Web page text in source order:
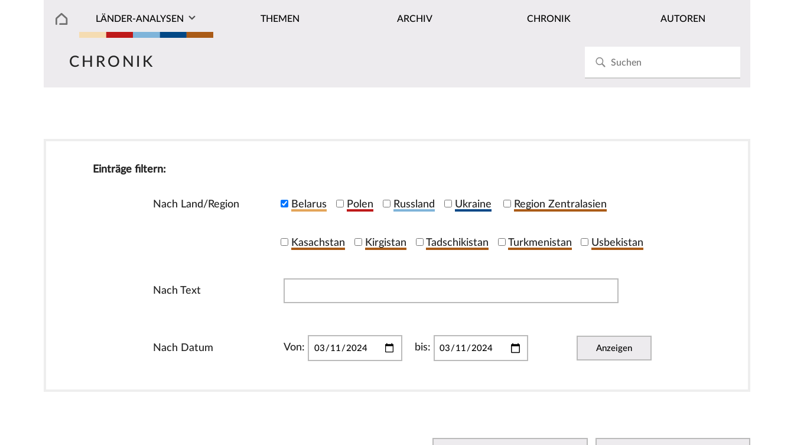
LÄNDER-ANALYSEN THEMEN ARCHIV CHRONIK AUTOREN
CHRONIK
Einträge filtern:
Nach Land/Region Belarus Polen Russland Ukraine Region Zentralasien
Kasachstan Kirgistan Tadschikistan Turkmenistan Usbekistan
Nach Text
Nach Datum Von: bis: Anzeigen